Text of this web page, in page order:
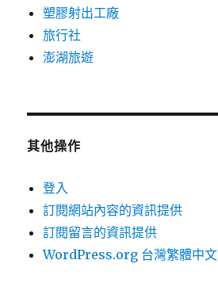
塑膠射出工廠
旅行社
澎湖旅遊
其他操作
登入
訂閱網站內容的資訊提供
訂閱留言的資訊提供
WordPress.org 台灣繁體中文